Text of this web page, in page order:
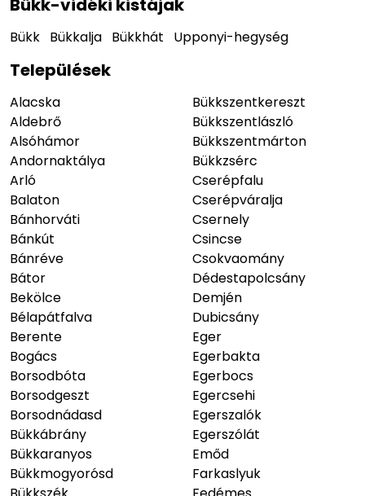
Bükk-vidéki kistájak
Bükk Bükkalja Bükkhát Upponyi-hegység
Települések
Alacska
Aldebrő
Alsóhámor
Andornaktálya
Arló
Balaton
Bánhorváti
Bánkút
Bánréve
Bátor
Bekölce
Bélapátfalva
Berente
Bogács
Borsodbóta
Borsodgeszt
Borsodnádasd
Bükkábrány
Bükkaranyos
Bükkmogyorósd
Bükkszentkereszt
Bükkszentlászló
Bükkszentmárton
Bükkzsérc
Cserépfalu
Cserépváralja
Csernely
Csincse
Csokvaomány
Dédestapolcsány
Demjén
Dubicsány
Eger
Egerbakta
Egerbocs
Egercsehi
Egerszalók
Egerszólát
Emőd
Farkaslyuk